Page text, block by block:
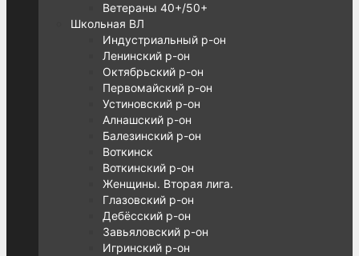
Ветераны 40+/50+
Школьная ВЛ
Индустриальный р-он
Ленинский р-он
Октябрьский р-он
Первомайский р-он
Устиновский р-он
Алнашский р-он
Балезинский р-он
Воткинск
Воткинский р-он
Женщины. Вторая лига.
Глазовский р-он
Дебёсский р-он
Завьяловский р-он
Игринский р-он